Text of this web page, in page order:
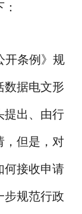
开条例》规
数据电文形
提出、由行
，但是，对
何接收申请
步规范行政